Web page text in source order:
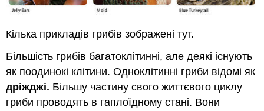
Кілька прикладів грибів зображені тут.
Більшість грибів багатоклітинні, але деякі існують
як поодинокі клітини. Одноклітинні гриби відомі як
дріжджі. Більшу частину свого життєвого циклу
гриби проводять в гаплоїдному стані. Вони